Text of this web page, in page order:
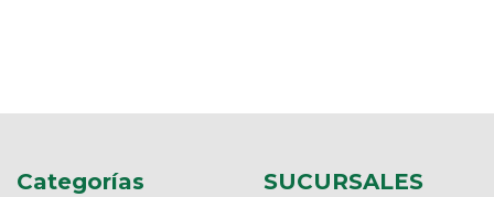
Categorías SUCURSALES